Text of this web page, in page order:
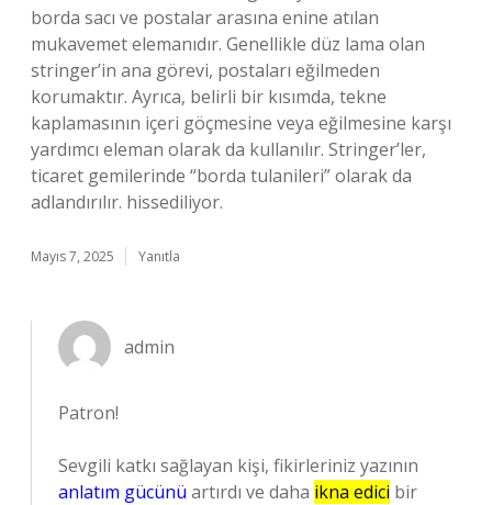
borda sacı ve postalar arasına enine atılan
mukavemet elemanıdır. Genellikle düz lama olan
stringer’in ana görevi, postaları eğilmeden
korumaktır. Ayrıca, belirli bir kısımda, tekne
kaplamasının içeri göçmesine veya eğilmesine karşı
yardımcı eleman olarak da kullanılır. Stringer’ler,
ticaret gemilerinde “borda tulanileri” olarak da
adlandırılır. hissediliyor.
Mayıs 7, 2025 Yanıtla
admin
Patron!
Sevgili katkı sağlayan kişi, fikirleriniz yazının
anlatım gücünü artırdı ve daha ikna edici bir